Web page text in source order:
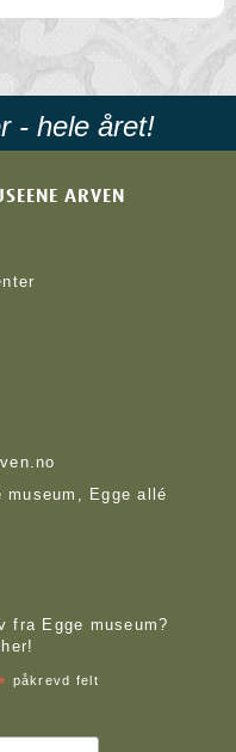
- hele året!
ARVEN
museum, Egge allé
fra Egge museum?
påkrevd felt